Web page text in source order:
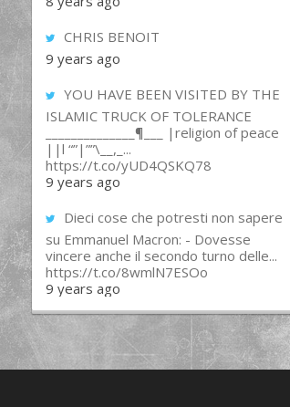
CHRIS BENOIT
9 years ago
YOU HAVE BEEN VISITED BY THE
ISLAMIC TRUCK OF TOLERANCE
______________¶___ |religion of peace
||l “”|””\__,_...
https://t.co/yUD4QSKQ78
9 years ago
Dieci cose che potresti non sapere
su Emmanuel Macron: - Dovesse
vincere anche il secondo turno delle...
https://t.co/8wmlN7ESOo
9 years ago